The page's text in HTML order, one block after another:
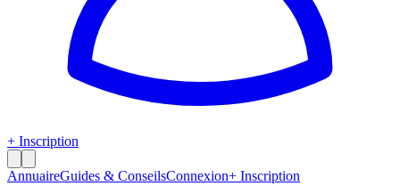
+ Inscription
AnnuaireGuides & ConseilsConnexion+ Inscription